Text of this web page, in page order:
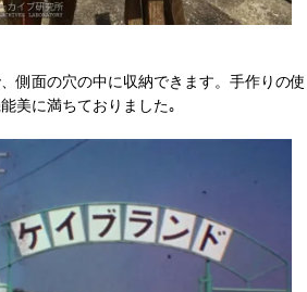
側面の穴の中に収納できます。手作りの使
美に満ちておりました｡